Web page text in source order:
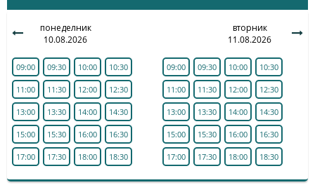
понеделник
10.08.2026
09:00 09:30 10:00 10:30
11:00 11:30 12:00 12:30
13:00 13:30 14:00 14:30
15:00 15:30 16:00 16:30
17:00 17:30 18:00 18:30
вторник
11.08.2026
09:00 09:30 10:00 10:30
11:00 11:30 12:00 12:30
13:00 13:30 14:00 14:30
15:00 15:30 16:00 16:30
17:00 17:30 18:00 18:30